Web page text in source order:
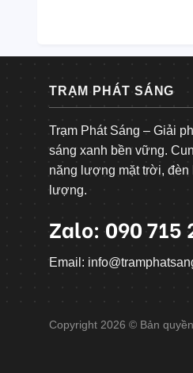
TRẠM PHÁT SÁNG
Trạm Phát Sáng – Giải
sáng xanh bền vững.
năng lượng mặt trời, đèn
lượng.
Zalo: 090 715
Email:
Copyright 2026 © Bản